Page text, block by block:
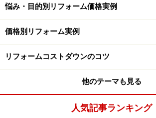
悩み・目的別リフォーム価格実例
価格別リフォーム実例
リフォームコストダウンのコツ
他のテーマも見る
人気記事ランキング